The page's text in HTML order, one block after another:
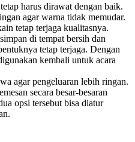
harus dirawat dengan baik.
agar warna tidak memudar.
tetap terjaga kualitasnya.
di tempat bersih dan
tetap terjaga. Dengan
kembali untuk acara
agar pengeluaran lebih ringan.
secara besar-besaran
opsi tersebut bisa diatur